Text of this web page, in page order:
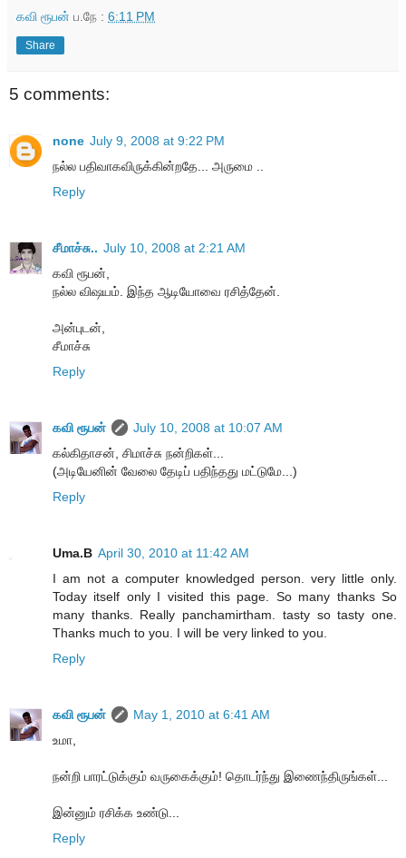
கவி ரூபன் ப.நே : 6:11 PM
Share
5 comments:
none July 9, 2008 at 9:22 PM
நல்ல பதிவாகவிருக்கின்றதே... அருமை ..
Reply
சீமாச்சு.. July 10, 2008 at 2:21 AM
கவி ரூபன்,
நல்ல விஷயம். இந்த ஆடியோவை ரசித்தேன்.
அன்புடன்,
சீமாச்சு
Reply
கவி ரூபன்
July 10, 2008 at 10:07 AM
கல்கிதாசன், சிமாச்சு நன்றிகள்...
(அடியேனின் வேலை தேடிப் பதிந்தது மட்டுமே...)
Reply
Uma.B April 30, 2010 at 11:42 AM
I am not a computer knowledged person. very little only.
Today itself only I visited this page. So many thanks So
many thanks. Really panchamirtham. tasty so tasty one.
Thanks much to you. I will be very linked to you.
Reply
கவி ரூபன்
May 1, 2010 at 6:41 AM
உமா,
நன்றி பாரட்டுக்கும் வருகைக்கும்! தொடர்ந்து இணைந்திருங்கள்...
இன்னும் ரசிக்க உண்டு...
Reply